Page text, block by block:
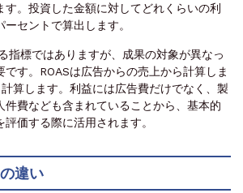
。投資した金額に対してどれくらいの利
セントで算出します。
指標ではありますが、成果の対象が異なっ
です。ROASは広告からの売上から計算しま
算します。利益には広告費だけでなく、製
件費なども含まれていることから、基本的
価する際に活用されます。
違い